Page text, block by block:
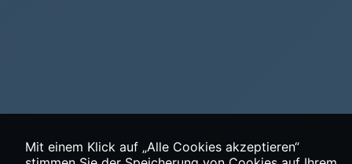
Mit einem Klick auf „Alle Cookies akzeptieren“